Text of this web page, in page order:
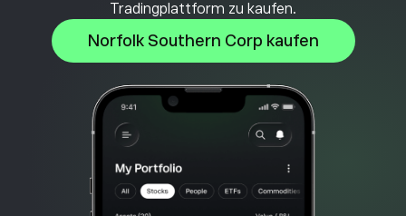
Tradingplattform zu kaufen.
Norfolk Southern Corp kaufen